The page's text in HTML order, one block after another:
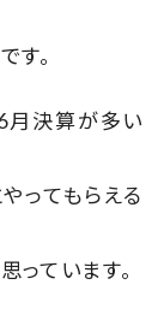
す。
月決算が多い
ってもらえる
っています。